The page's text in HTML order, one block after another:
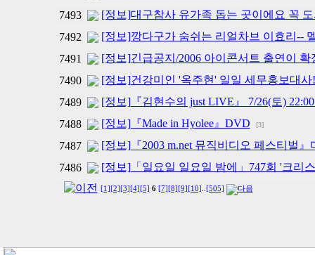
7493
[정보]대구참사 유가족 돕는 곳이에요 꼭
7492
[정보]깡다구가 숨쉬는 리얼차브 이효리--
7491
[정보]긴급공지/2006 아이콘서트 출연이 확
7490
[정보]건강미인 '옥주현' 일일 세무홍보대
7489
[정보]『김현수의 just LIVE』 7/26(토)
7488
[정보]『Made in Hyolee』DVD [3]
7487
[정보]『2003 m.net 뮤직비디오 페스티벌
7486
[정보]「일요일 일요일 밤에」747회 '크리
[1] [2] [3] [4] [5] 6 [7] [8] [9] [10] [505]